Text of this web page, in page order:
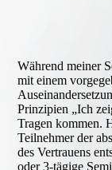
Während meiner
mit einem
Prinzipien „Ich
Tragen kommen.
Teilnehmer der
des Vertrauens
oder 3-tägige